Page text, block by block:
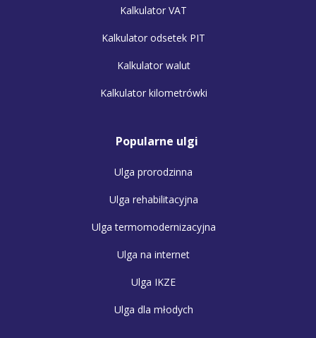
Kalkulator VAT
Kalkulator odsetek PIT
Kalkulator walut
Kalkulator kilometrówki
Popularne ulgi
Ulga prorodzinna
Ulga rehabilitacyjna
Ulga termomodernizacyjna
Ulga na internet
Ulga IKZE
Ulga dla młodych